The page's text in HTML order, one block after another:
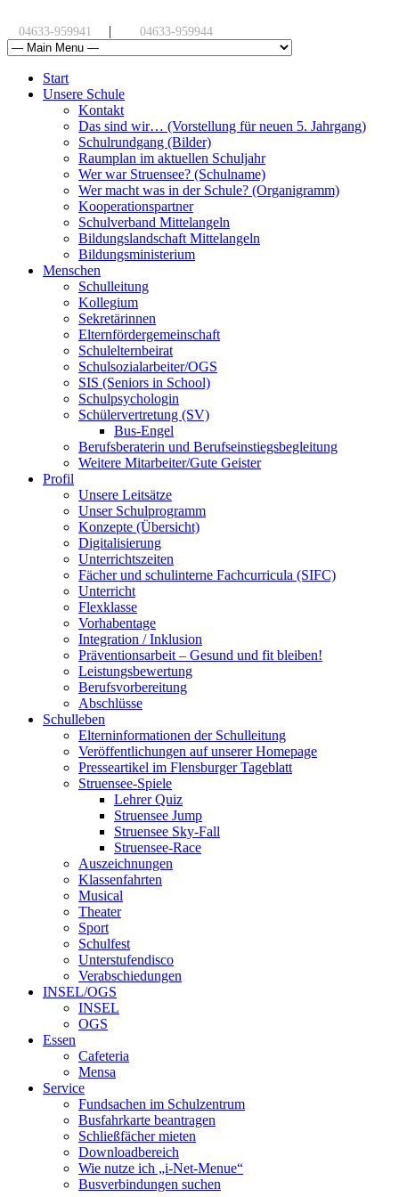
04633-959941 | 04633-959944
Start
Unsere Schule
Kontakt
Das sind wir… (Vorstellung für neuen 5. Jahrgang)
Schulrundgang (Bilder)
Raumplan im aktuellen Schuljahr
Wer war Struensee? (Schulname)
Wer macht was in der Schule? (Organigramm)
Kooperationspartner
Schulverband Mittelangeln
Bildungslandschaft Mittelangeln
Bildungsministerium
Menschen
Schulleitung
Kollegium
Sekretärinnen
Elternfördergemeinschaft
Schulelternbeirat
Schulsozialarbeiter/OGS
SIS (Seniors in School)
Schulpsychologin
Schülervertretung (SV)
Bus-Engel
Berufsberaterin und Berufseinstiegsbegleitung
Weitere Mitarbeiter/Gute Geister
Profil
Unsere Leitsätze
Unser Schulprogramm
Konzepte (Übersicht)
Digitalisierung
Unterrichtszeiten
Fächer und schulinterne Fachcurricula (SIFC)
Unterricht
Flexklasse
Vorhabentage
Integration / Inklusion
Präventionsarbeit – Gesund und fit bleiben!
Leistungsbewertung
Berufsvorbereitung
Abschlüsse
Schulleben
Elterninformationen der Schulleitung
Veröffentlichungen auf unserer Homepage
Presseartikel im Flensburger Tageblatt
Struensee-Spiele
Lehrer Quiz
Struensee Jump
Struensee Sky-Fall
Struensee-Race
Auszeichnungen
Klassenfahrten
Musical
Theater
Sport
Schulfest
Unterstufendisco
Verabschiedungen
INSEL/OGS
INSEL
OGS
Essen
Cafeteria
Mensa
Service
Fundsachen im Schulzentrum
Busfahrkarte beantragen
Schließfächer mieten
Downloadbereich
Wie nutze ich „i-Net-Menue“
Busverbindungen suchen